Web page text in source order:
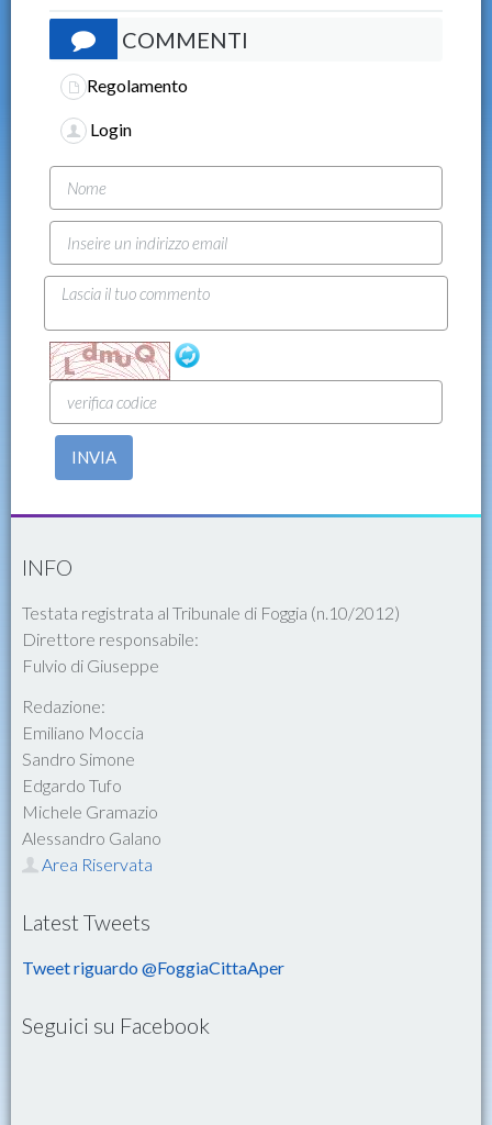
COMMENTI
Regolamento
Login
INVIA
INFO
Testata registrata al Tribunale di Foggia (n.10/2012)
Direttore responsabile:
Fulvio di Giuseppe
Redazione:
Emiliano Moccia
Sandro Simone
Edgardo Tufo
Michele Gramazio
Alessandro Galano
Area Riservata
Latest Tweets
Tweet riguardo @FoggiaCittaAper
Seguici su Facebook